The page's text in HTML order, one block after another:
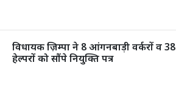
विधायक ज़िम्पा ने 8 आंगनबाड़ी वर्करों व 38
हेल्परों को सौंपे नियुक्ति पत्र